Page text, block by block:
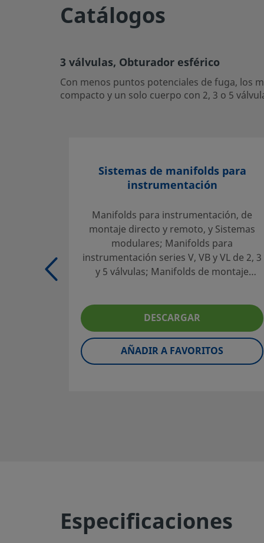
Exportar CSV
Con menos puntos potenciales de fuga, los manifolds
Si tiene preguntas sobre este producto, contacte con
También pueden informarle sobre los servicios de
Contacte con Nosotros
Selección fiable de un producto:
asegurar una correcta selección de producto. Al
tener en cuenta el diseño global del sistema para
problemas. El diseñador de la instalación y el usuario
función del componente, de la compatibilidad de los
operación apropiados, así como de la operación y
Catálogos
3 válvulas, Obturador esférico
Con menos puntos potenciales de fuga, los
compacto y un solo cuerpo con 2, 3 o 5
Sistemas de manifolds para
instrumentación
Manifolds para instrumentación, de
montaje directo y remoto, y Sistemas
modulares; Manifolds para
instrumentación series V, VB y VL de 2, 3
y 5 válvulas; Manifolds de montaje
válvulas; Sistemas modulares de
instrumentación Mod 85
DESCARGAR
AÑADIR A FAVORITOS
Especificaciones